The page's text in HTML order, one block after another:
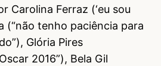
Carolina Ferraz (‘eu sou
(“não tenho paciência para
Glória Pires
2016”), Bela Gil